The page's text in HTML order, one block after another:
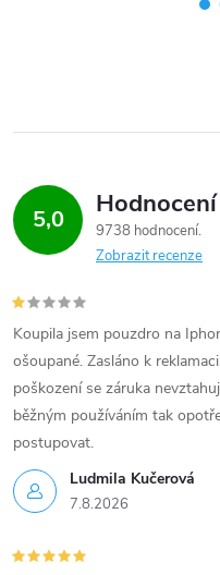
5,0
9738 hodnocení
Zobrazit recenze
Ludmila Kučerová
7.8.2026
Koupila jsem pouzdro na
ošoupané. Zasláno k
poškození se záruka
běžným používáním tak
postupovat.